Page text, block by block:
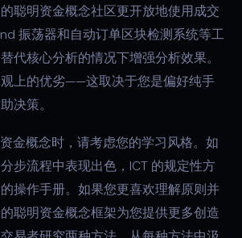
聪明资金概念社区更开放地使用成交
振荡器和自动订单区块检测系统等工
代核心分析的情况下增强分析效果。
上的优劣——这取决于您是偏好纯手
决策。
金概念时，请考虑您的学习风格。如
步流程中表现出色，ICT 的规定性方
操作手册。如果您更喜欢理解原则并
聪明资金概念框架为您提供更多创造